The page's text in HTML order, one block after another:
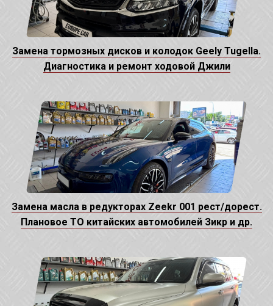
Замена тормозных дисков и колодок Geely Tugella.
Диагностика и ремонт ходовой Джили
Замена масла в редукторах Zeekr 001 рест/дорест.
Плановое ТО китайских автомобилей Зикр и др.